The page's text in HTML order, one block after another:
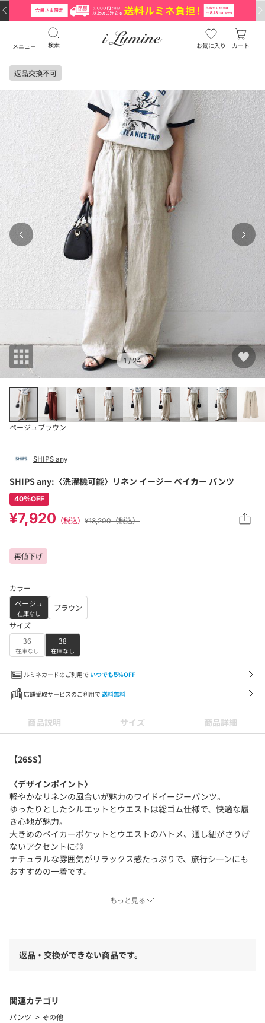
メニュー 検索 お気に入り カート
返品交換不可
1/ 24
ベージュ ブラウン
SHIPS any
SHIPS any:〈洗濯機可能〉リネン イージー ベイカー パンツ
40％OFF
¥7,920 （税込） ¥13,200（税込）
再値下げ
カラー
ベージュ
在庫なし
ブラウン
サイズ
36
在庫なし
38
在庫なし
ルミネカードのご利用で いつでも5%OFF
店舗受取サービスのご利用で 送料無料
商品説明 サイズ 商品詳細
【26SS】
〈デザインポイント〉
軽やかなリネンの風合いが魅力のワイドイージーパンツ。
ゆったりとしたシルエットとウエストは総ゴム仕様で、快適な履
き心地が魅力。
大きめのベイカーポケットとウエストのハトメ、通し紐がさりげ
ないアクセントに◎
ナチュラルな雰囲気がリラックス感たっぷりで、旅行シーンにも
おすすめの一着です。
〈コーディネート・その他〉
ウエストの紐ディテールがスタイリングのポイントになるので、
トップスをタックインするのもおすすめ。
もっと見る
返品・交換ができない商品です。
関連カテゴリ
パンツ その他